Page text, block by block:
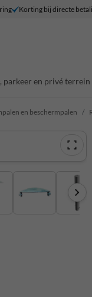
Korting bij directe
parkeer en privé terrein
en beschermpalen